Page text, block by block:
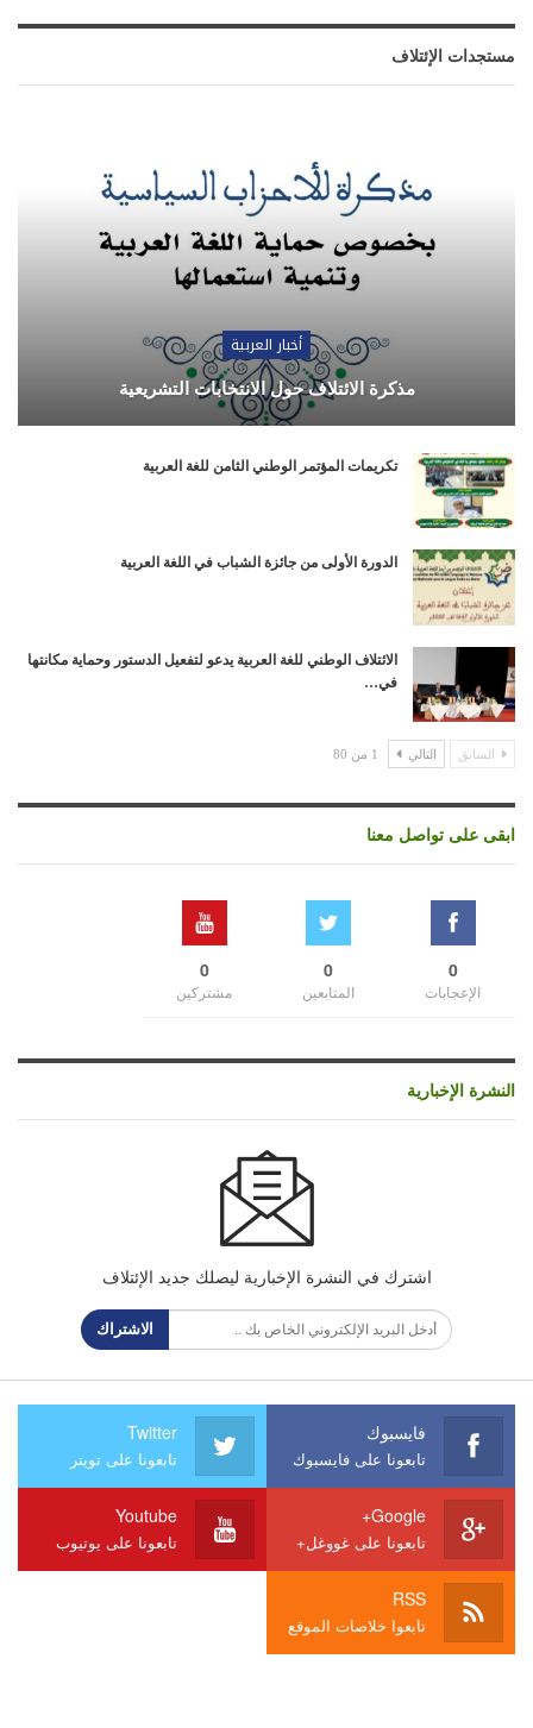
مستجدات الإئتلاف
أخبار العربية
مذكرة الائتلاف حول الانتخابات التشريعية
تكريمات المؤتمر الوطني الثامن للغة العربية
الدورة الأولى من جائزة الشباب في اللغة العربية
الائتلاف الوطني للغة العربية يدعو لتفعيل الدستور وحماية مكانتها
في…
السابق التالي 1 من 80
ابقى على تواصل معنا
0
الإعجابات
0
المتابعين
0
مشتركين
النشرة الإخبارية
اشترك في النشرة الإخبارية ليصلك جديد الإئتلاف
الاشتراك
فايسبوك
تابعونا على فايسبوك
Twitter
تابعونا على تويتر
Google+
تابعونا على غووغل+
Youtube
تابعونا على يوتيوب
RSS
تابعوا خلاصات الموقع